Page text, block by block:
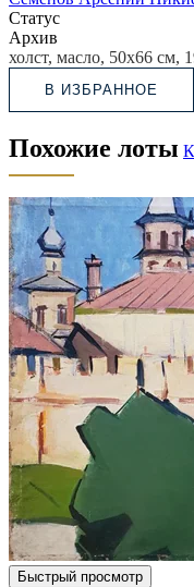
Статус
Архив
холст, масло, 50х66 см,
В ИЗБРАННОЕ
Похожие лоты
Быстрый просмотр